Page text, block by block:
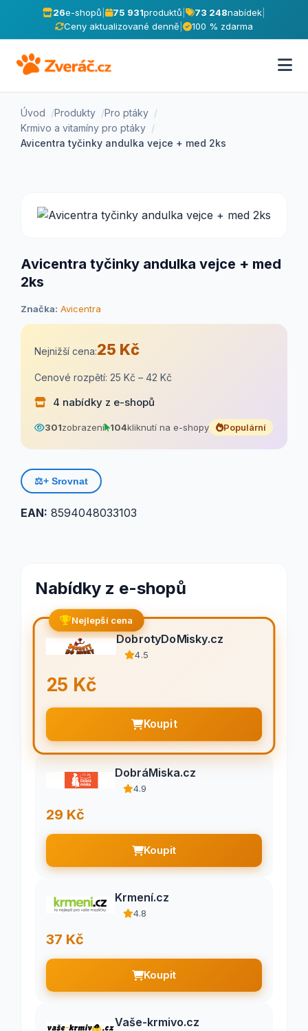
26e-shopů 75 931produktů 73 248nabídek
Ceny aktualizované denně
100 % zdarma
Úvod Produkty
Pro ptáky
Krmivo a vitamíny pro ptáky
Avicentra tyčinky andulka vejce + med 2ks
Avicentra tyčinky andulka vejce + med
2ks
Značka: Avicentra
Nejnižší cena:25 Kč
Cenové rozpětí: 25 Kč – 42 Kč
4 nabídky z e-shopů
301zobrazení 104kliknutí na e-shopy Populární
⚖️+ Srovnat
EAN: 8594048033103
Nabídky z e-shopů
Nejlepší cena
DobrotyDoMisky.cz
4.5
25 Kč
Koupit
DobráMiska.cz
4.9
29 Kč
Koupit
Krmení.cz
4.8
37 Kč
Koupit
Vaše-krmivo.cz